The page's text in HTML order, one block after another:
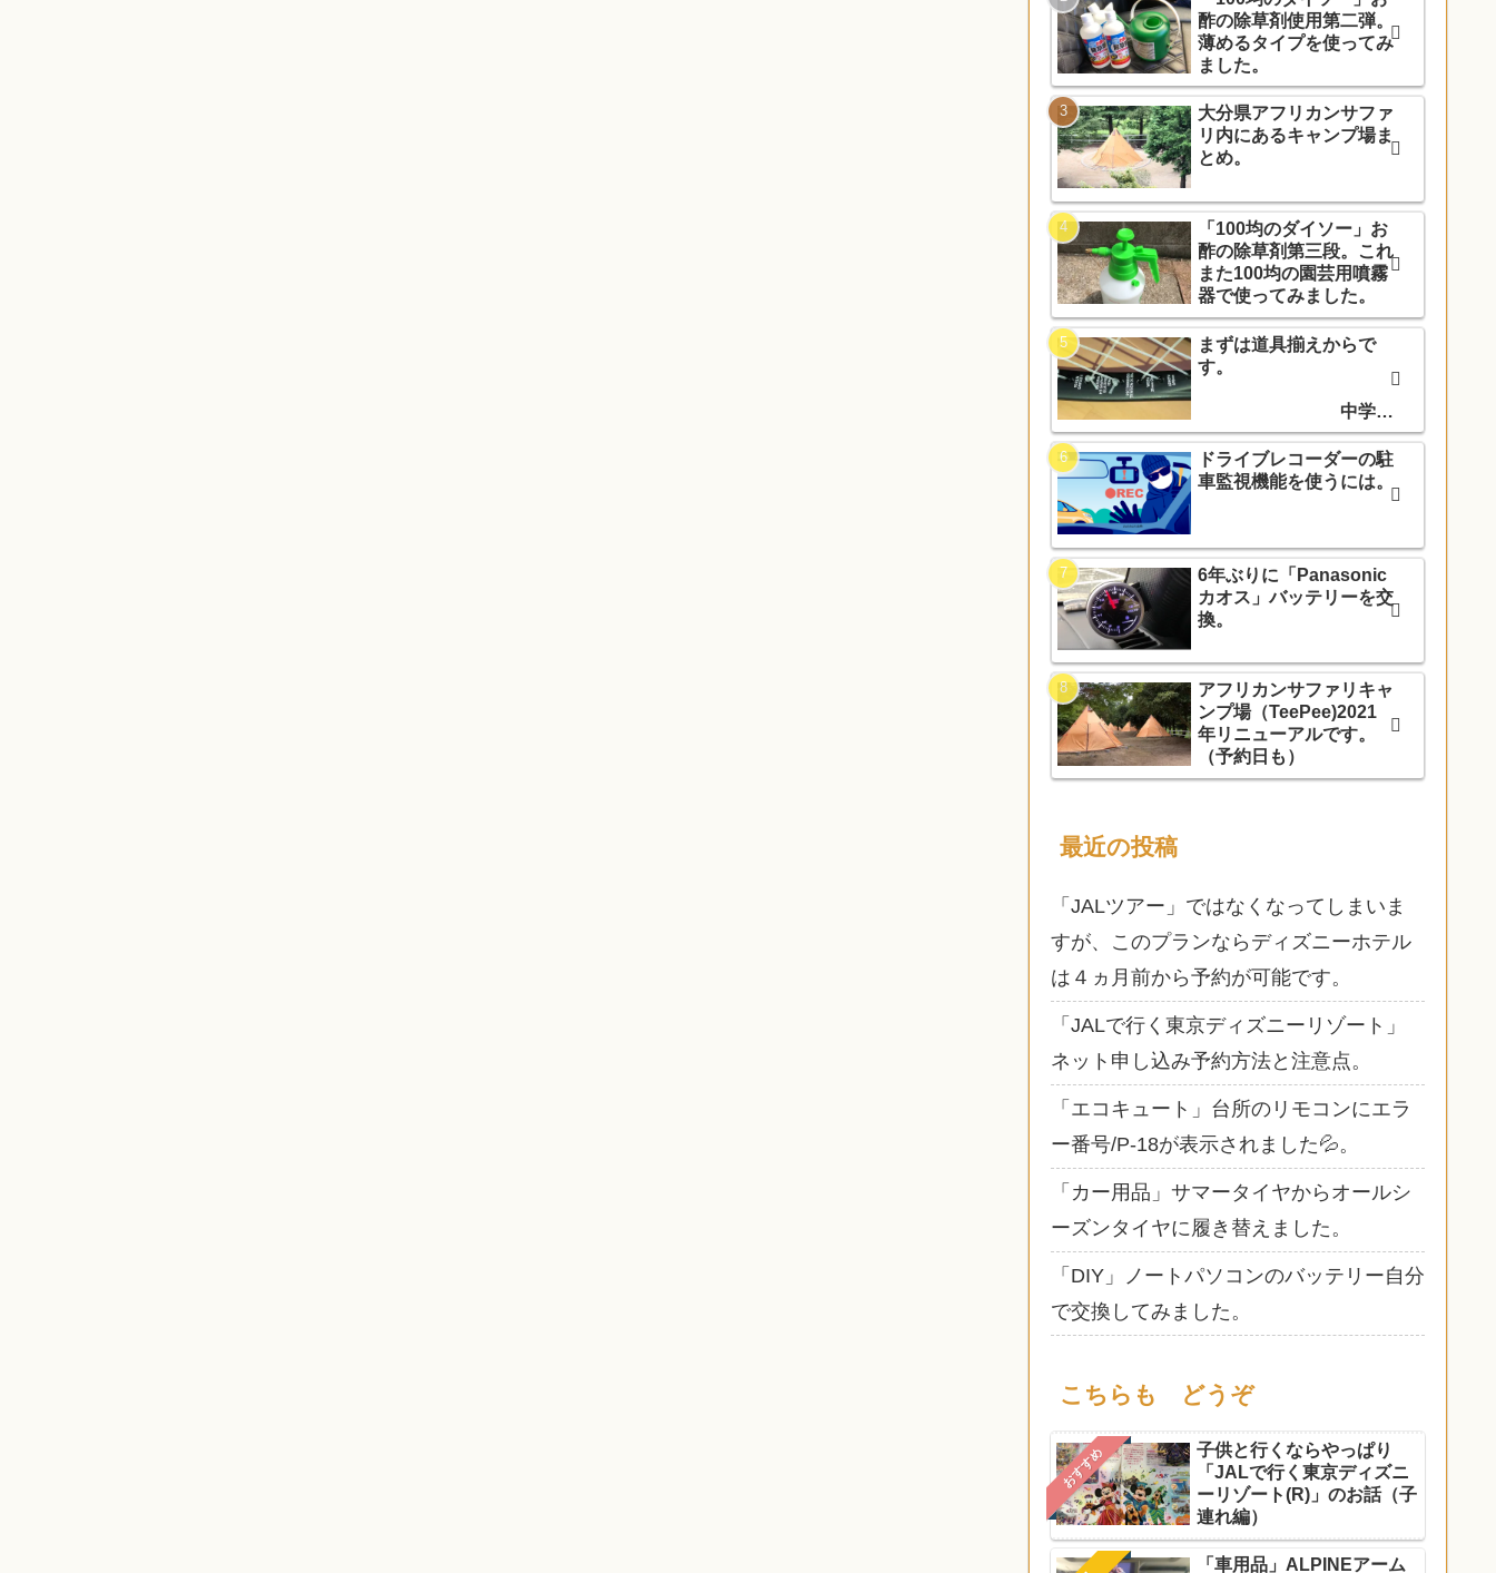
酢の除草剤使用第二弾。
薄めるタイプを使ってみ
ました。
大分県アフリカンサファ
リ内にあるキャンプ場ま
とめ。
「100均のダイソー」お
酢の除草剤第三段。これ
また100均の園芸用噴霧
器で使ってみました。
まずは道具揃えからで
す。
中学入
学でソフトテニス部に入
部しました。
ドライブレコーダーの駐
車監視機能を使うには。
6年ぶりに「Panasonic
カオス」バッテリーを交
換。
アフリカンサファリキャ
ンプ場（TeePee)2021
年リニューアルです。
（予約日も）
最近の投稿
「JALツアー」ではなくなってしまいま
すが、このプランならディズニーホテル
は４ヵ月前から予約が可能です。
「JALで行く東京ディズニーリゾート」
ネット申し込み予約方法と注意点。
「エコキュート」台所のリモコンにエラ
ー番号/P-18が表示されました💦。
「カー用品」サマータイヤからオールシ
ーズンタイヤに履き替えました。
「DIY」ノートパソコンのバッテリー自分
で交換してみました。
こちらも どうぞ
おすすめ
子供と行くならやっぱり
「JALで行く東京ディズニ
ーリゾート(R)」のお話（子
連れ編）
「車用品」ALPINEアーム